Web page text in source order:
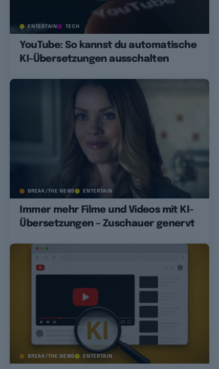
ENTERTAIN TECH
YouTube: So kannst du automatische
KI-Übersetzungen ausschalten
BREAK/THE NEWS ENTERTAIN
Immer mehr Filme und Videos mit KI-
Übersetzungen – Zuschauer genervt
BREAK/THE NEWS ENTERTAIN